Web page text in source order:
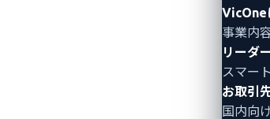
VicOne
事業内
リーダ
スマー
お取引
国内向
統合されるすべてのアプ
することができます。
■VicOne 最高